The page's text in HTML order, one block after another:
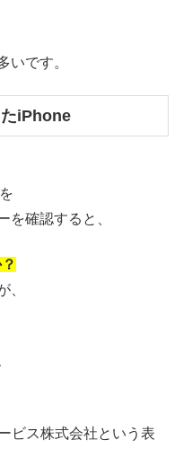
いです。
iPhone
を確認すると、
、
ビス株式会社という表